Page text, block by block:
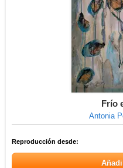
Frío
Antonia
Reproducción desde: